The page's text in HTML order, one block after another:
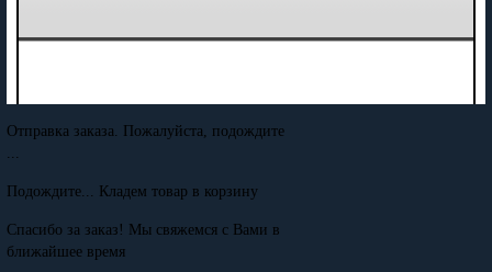
Отправка заказа. Пожалуйста, подождите
...
Подождите... Кладем товар в корзину
Спасибо за заказ! Мы свяжемся с Вами в
ближайшее время